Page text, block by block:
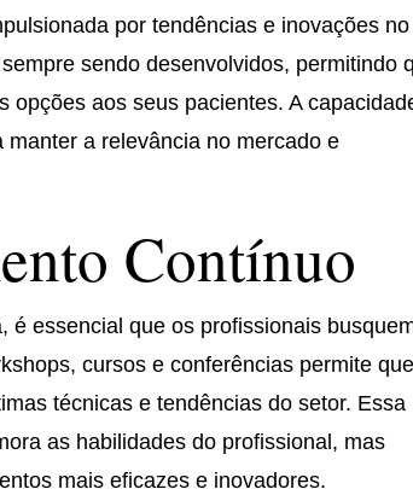
por tendências e inovações no
sendo desenvolvidos, permitindo
opções aos seus pacientes. A
a relevância no mercado e
Contínuo
é essencial que os profissionais
cursos e conferências permite
técnicas e tendências do setor. Essa
as habilidades do profissional, mas
mais eficazes e inovadores.